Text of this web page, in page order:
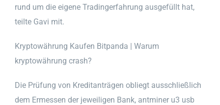
rund um die eigene Tradingerfahrung ausgefüllt hat,
teilte Gavi mit.
Kryptowährung Kaufen Bitpanda | Warum
kryptowährung crash?
Die Prüfung von Kreditanträgen obliegt ausschließlich
dem Ermessen der jeweiligen Bank, antminer u3 usb